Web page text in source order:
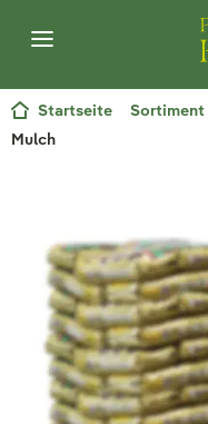
Startseite Sortiment
Mulch